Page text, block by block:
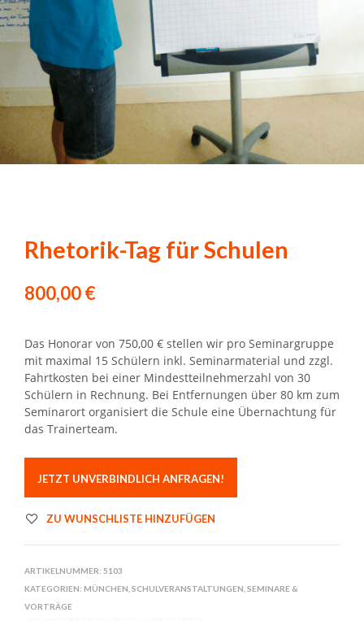
Rhetorik-Tag für Schulen
800,00€
Das Honorar von 750,00 € stellen wir pro Seminargruppe
mit maximal 15 Schülern inkl. Seminarmaterial und zzgl.
Fahrtkosten bei einer Mindestteilnehmerzahl von 30
Schülern in Rechnung. Bei Entfernungen über 80 km zum
Seminarort organisiert die Schule eine Übernachtung für
das Trainerteam.
JETZT UNVERBINDLICH ANFRAGEN!
ZU WUNSCHLISTE HINZUFÜGEN
ARTIKELNUMMER: 5103
KATEGORIEN: MÜNCHEN SCHULVERANSTALTUNGEN SEMINARE &
VORTRÄGE